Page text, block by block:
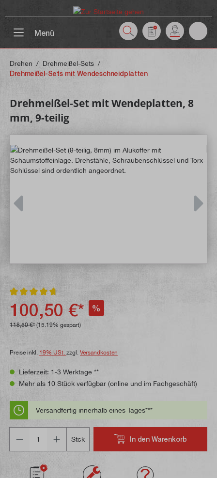
Menü
Drehen / Drehmeißel-Sets /
Drehmeißel-Sets mit Wendeschneidplatten
Drehmeißel-Set mit Wendeplatten, 8
mm, 9-teilig
Durchschnittliche Bewertung von 4.7 von 5 Sternen
100,50 €* %
118,50 €* (15.19% gespart)
Preise inkl. 19% USt. zzgl. Versandkosten
Lieferzeit: 1-3 Werktage **
Mehr als 10 Stück verfügbar (online und im Fachgeschäft)
Versandfertig innerhalb eines Tages***
Stck
In den Warenkorb